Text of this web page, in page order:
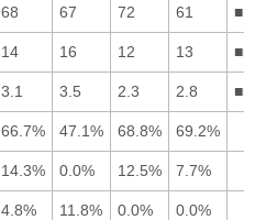
68 67 72 61
14 16 12 13
3.1 3.5 2.3 2.8
66.7% 47.1% 68.8% 69.2%
14.3% 0.0% 12.5% 7.7%
4.8% 11.8% 0.0% 0.0%